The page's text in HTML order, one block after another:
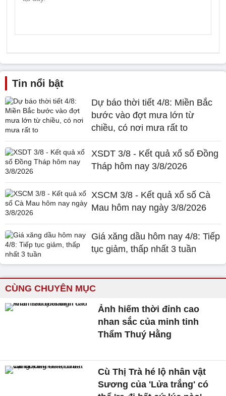
Tin nổi bật
Dự báo thời tiết 4/8: Miền Bắc
bước vào đợt mưa lớn từ
chiều, có nơi mưa rất to
XSDT 3/8 - Kết quả xổ số Đồng
Tháp hôm nay 3/8/2026
XSCM 3/8 - Kết quả xổ số Cà
Mau hôm nay ngày 3/8/2026
Giá xăng dầu hôm nay 4/8: Tiếp
tục giảm, thấp nhất 3 tuần
CÙNG CHUYÊN MỤC
Ảnh hiếm thời đỉnh cao
nhan sắc của minh tinh
Thẩm Thuý Hằng
Cù Thị Trà hé lộ nhân vật
Sương của 'Lửa trắng' có